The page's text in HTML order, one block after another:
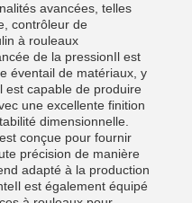
avancées, telles
contrôleur de
à rouleaux
de la pressionIl est
éventail de matériaux, y
est capable de produire
une excellente finition
dimensionnelle.
conçue pour fournir
précision de manière
adapté à la production
est également équipé